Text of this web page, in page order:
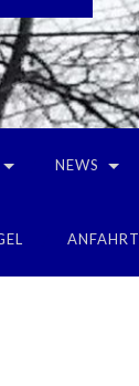
NEWS
ANFAHRT